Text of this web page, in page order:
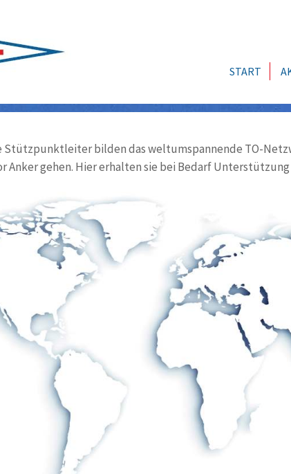
START
Stützpunktleiter bilden das weltumspannende TO-
Anker gehen. Hier erhalten sie bei Bedarf